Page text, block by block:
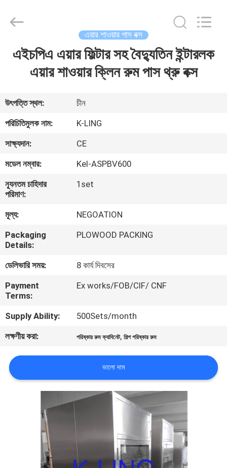
বাড়ি
আমাদের
সম্বন্ধে
কারখানা
পরিদর্শন
গুণমান
নিয়ন্ত্রণ
আমাদের
সাথে
খবর
মামলা
গোপনীয়তা
Technology
Company.
এয়ার শাওয়ার পাস বক্স
এইচপিএ এয়ার ফিল্টার সহ বৈদ্যুতিন ইন্টারলক
এয়ার শাওয়ার ক্লিন রুম পাস থ্রু বক্স
উৎপত্তি স্থল:
চীন
পরিচিতিমুলক নাম:
K-LING
সাক্ষ্যদান:
CE
মডেল নম্বার:
Kel-ASPBV600
ন্যূনতম চাহিদার
পরিমাণ:
1set
মূল্য:
NEGOATION
Packaging
Details:
PLOWOOD PACKING
ডেলিভারি সময়:
8 কার্য দিবসের
Payment
Terms:
Ex works/FOB/CIF/ CNF
Supply Ability:
500Sets/month
লক্ষণীয় করা:
পরিষ্কার রুম ক্যাবিনেট,শিল্প পরিষ্কার রুম
ভালো দাম